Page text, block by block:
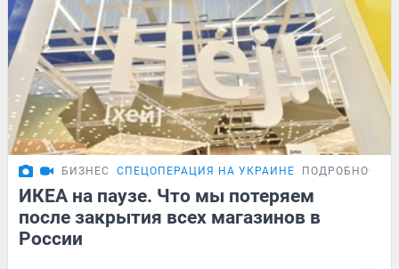
БИЗНЕС СПЕЦОПЕРАЦИЯ НА УКРАИНЕ ПОДРОБНОСТИ
ИКЕА на паузе. Что мы потеряем
после закрытия всех магазинов в
России